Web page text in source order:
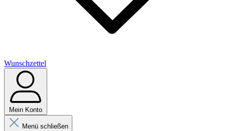
Wunschzettel
Mein Konto
Menü schließen